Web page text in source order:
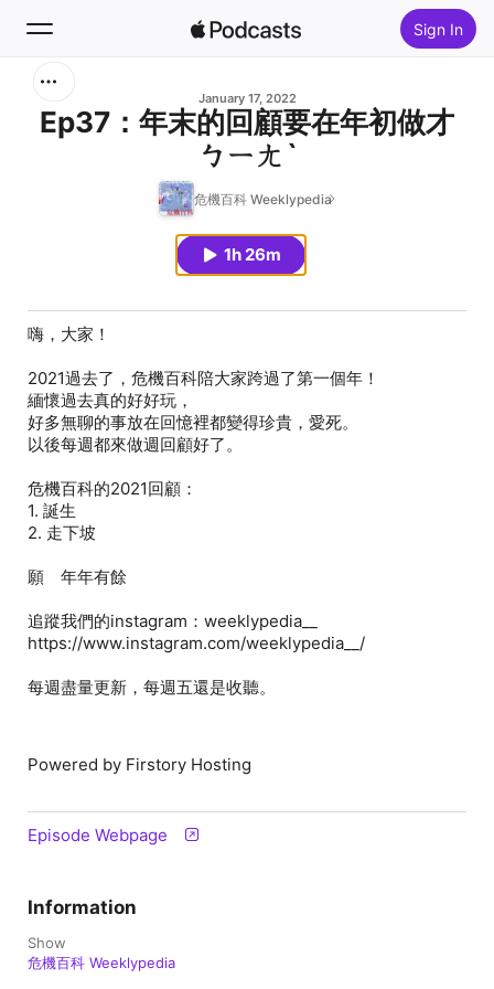
Sign In
January 17, 2022
Ep37：年末的回顧要在年初做才
ㄅㄧㄤˋ
危機百科 Weeklypedia
1h 26m
嗨，大家！
2021過去了，危機百科陪大家跨過了第一個年！
緬懷過去真的好好玩，
好多無聊的事放在回憶裡都變得珍貴，愛死。
以後每週都來做週回顧好了。
危機百科的2021回顧：
1. 誕生
2. 走下坡
願 年年有餘
追蹤我們的instagram：weeklypedia__
https://www.instagram.com/weeklypedia__/
每週盡量更新，每週五還是收聽。
Powered by Firstory Hosting
Episode Webpage
Information
Show
危機百科 Weeklypedia